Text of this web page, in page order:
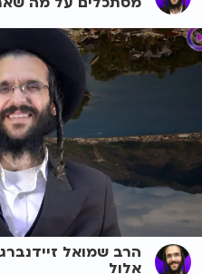
הרב שמואל
אלול